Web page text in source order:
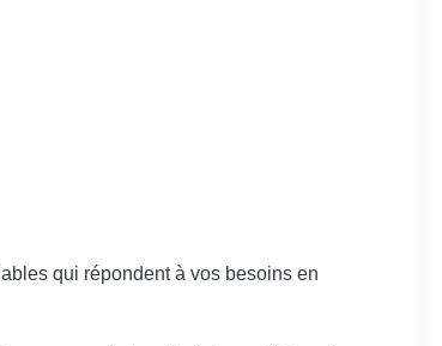
qui répondent à vos besoins en